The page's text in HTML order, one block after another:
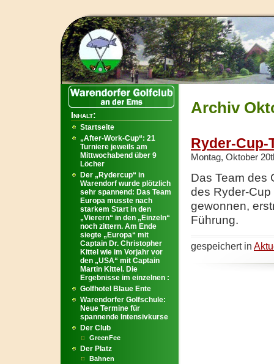
Archiv
Ryder-Cup-
Montag, Oktober
Das Team des
des Ryder-
gewonnen,
Führung.
gespeichert in
Inhalt:
Startseite
„After-Work-Cup“: 21
Turniere jeweils am
Mittwochabend über 9
Löcher
Der „Rydercup“ in
Warendorf wurde plötzlich
sehr spannend: Das Team
Europa musste nach
starkem Start in den
„Vierern“ in den „Einzeln“
noch zittern. Am Ende
siegte „Europa“ mit
Captain Dr. Christopher
Kittel wie im Vorjahr vor
den „USA“ mit Captain
Martin Kittel. Die
Ergebnisse im einzelnen :
Golfhotel Blaue Ente
Warendorfer Golfschule:
Neue Termine für
spannende Intensivkurse
Der Club
GreenFee
Der Platz
Bahnen